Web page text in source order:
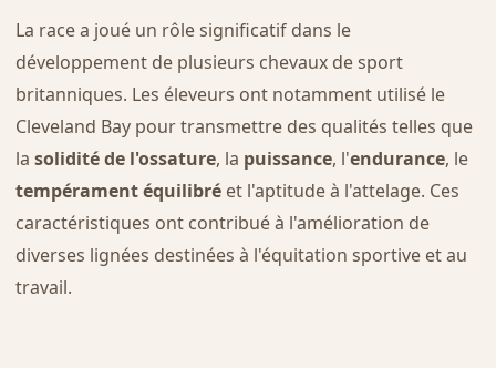
La race a joué un rôle significatif dans le
développement de plusieurs chevaux de sport
britanniques. Les éleveurs ont notamment utilisé le
Cleveland Bay pour transmettre des qualités telles que
la solidité de l'ossature, la puissance, l'endurance, le
tempérament équilibréet l'aptitude à l'attelage. Ces
caractéristiques ont contribué à l'amélioration de
diverses lignées destinées à l'équitation sportive et au
travail.